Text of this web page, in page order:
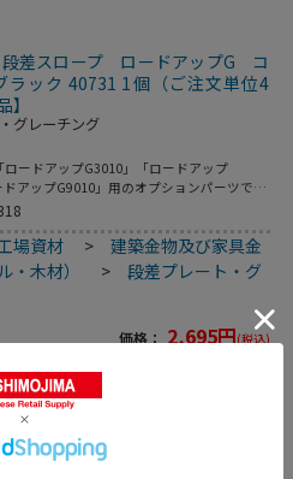
段差スロープ ロードアップG コ
ラック 40731 1個（ご注文単位4
グレーチング
ードアップG3010」「ロードアップ
ドアップG9010」用のオプションパーツで
し、再生ゴムを使用しています。●付属品：
場資材 >建築金物及び家具金
・木材）
>段差プレート・グ
価格： 2,695円(税込)
カートに入れる